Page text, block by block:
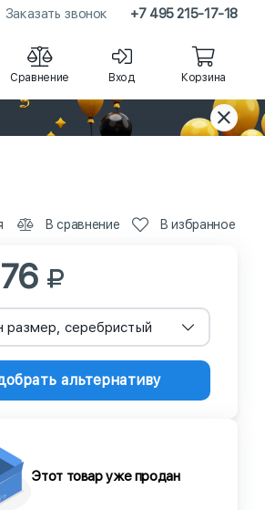
Заказать звонок +7 495 215-17-18
Сравнение Вход Корзина
В сравнение В избранное
размер, серебристый
альтернативу
Этот товар уже продан